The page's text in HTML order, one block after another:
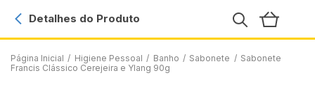
Página Inicial / Higiene Pessoal / Banho / Sabonete / Sabonete
Francis Clássico Cerejeira e Ylang 90g
Detalhes do Produto